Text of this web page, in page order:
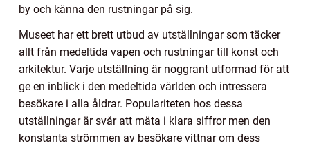
by och känna den rustningar på sig.
Museet har ett brett utbud av utställningar som täcker
allt från medeltida vapen och rustningar till konst och
arkitektur. Varje utställning är noggrant utformad för att
ge en inblick i den medeltida världen och intressera
besökare i alla åldrar. Populariteten hos dessa
utställningar är svår att mäta i klara siffror men den
konstanta strömmen av besökare vittnar om dess